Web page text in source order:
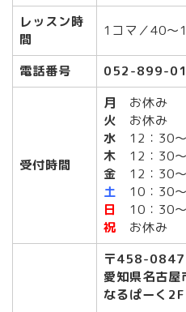
レッスン時
間
1コマ／40～
電話番号 052-899-
受付時間
月 お休み
火 お休み
水 12：30
木 12：30
金 12：30
土 10：30
日
10：30
祝 お休み
〒458-0847
愛知県名古
なるぱーく2F